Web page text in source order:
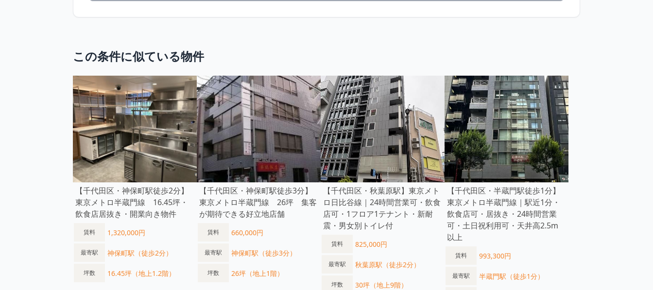
この条件に似ている物件
【千代田区・神保町駅徒歩2分】
東京メトロ半蔵門線 16.45坪・
飲食店居抜き・開業向き物件
賃料 1,320,000円
最寄駅 神保町駅（徒歩2分）
坪数 16.45坪（地上1.2階）
【千代田区・神保町駅徒歩3分】
東京メトロ半蔵門線 26坪 集客
が期待できる好立地店舗
賃料 660,000円
最寄駅 神保町駅（徒歩3分）
坪数 26坪（地上1階）
【千代田区・秋葉原駅】東京メト
ロ日比谷線｜24時間営業可・飲食
店可・1フロア1テナント・新耐
震・男女別トイレ付
賃料 825,000円
最寄駅 秋葉原駅（徒歩2分）
坪数 30坪（地上9階）
【千代田区・半蔵門駅徒歩1分】
東京メトロ半蔵門線｜駅近1分・
飲食店可・居抜き・24時間営業
可・土日祝利用可・天井高2.5m
以上
賃料 993,300円
最寄駅 半蔵門駅（徒歩1分）